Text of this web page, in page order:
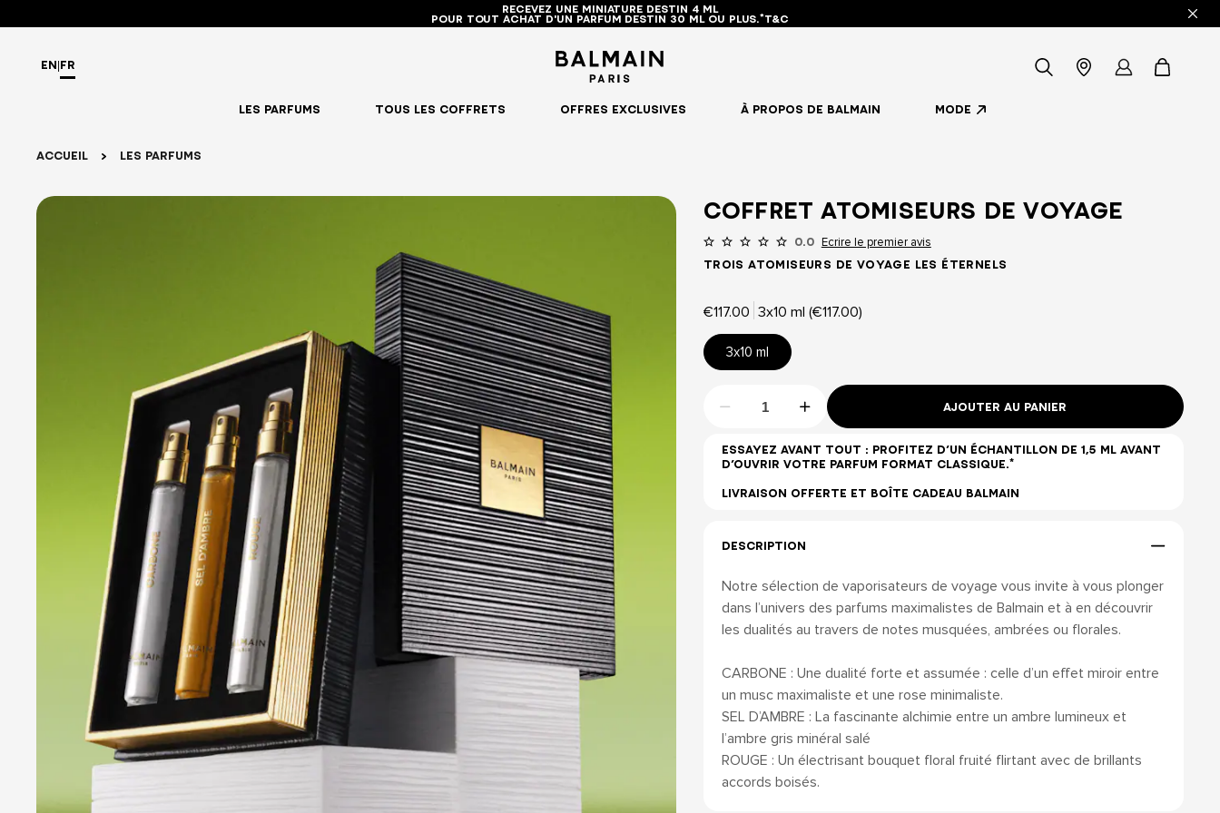
RECEVEZ UNE MINIATURE DESTIN 4 ML
POUR TOUT ACHAT D'UN PARFUM DESTIN 30 ML OU PLUS.*T&C
EN|FR
LES PARFUMS TOUS LES COFFRETS OFFRES EXCLUSIVES À PROPOS DE BALMAIN MODE
ACCUEIL Les Parfums
COFFRET ATOMISEURS DE VOYAGE
0.0 Ecrire le premier avis
Trois atomiseurs de voyage Les Éternels
€117.00 3x10 ml (€117.00)
3x10 ml
AJOUTER AU PANIER
ESSAYEZ AVANT TOUT : PROFITEZ D’UN ÉCHANTILLON DE 1,5 ML AVANT
D’OUVRIR VOTRE PARFUM FORMAT CLASSIQUE.*
LIVRAISON OFFERTE ET BOÎTE CADEAU BALMAIN
DESCRIPTION
Notre sélection de vaporisateurs de voyage vous invite à vous plonger
dans l’univers des parfums maximalistes de Balmain et à en découvrir
les dualités au travers de notes musquées, ambrées ou florales.
CARBONE : Une dualité forte et assumée : celle d’un effet miroir entre
un musc maximaliste et une rose minimaliste.
SEL D’AMBRE : La fascinante alchimie entre un ambre lumineux et
l’ambre gris minéral salé
ROUGE : Un électrisant bouquet floral fruité flirtant avec de brillants
accords boisés.